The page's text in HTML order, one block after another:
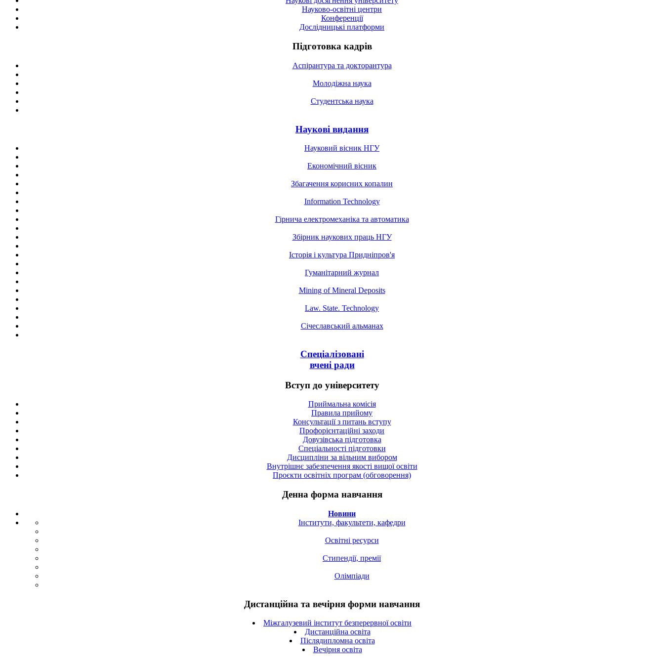
Науково-освітні центри
Конференції
Дослідницькі платформи
Підготовка кадрів
Аспірантура та докторантура
Молодіжна наука
Студентська наука
Наукові видання
Науковий вісник НГУ
Економічний вісник
Збагачення корисних копалин
Information Technology
Гірнича електромеханіка та автоматика
Збірник наукових праць НГУ
Історія і культура Придніпров'я
Гуманітарний журнал
Mining of Mineral Deposits
Law. State. Technology
Січеславський альманах
Спеціалізовані
вчені ради
Вступ до університету
Приймальна комісія
Правила прийому
Консультації з питань вступу
Профорієнтаційні заходи
Довузівська підготовка
Спецiальностi підготовки
Дисципліни за вільним вибором
Внутрішнє забезпечення якості вищої освіти
Проєкти освітніх програм (обговорення)
Денна форма навчання
Новини
Інститути, факультети, кафедри
Освітні ресурси
Стипендії, премії
Олімпіади
Дистанційна та вечірня форми навчання
Міжгалузевий інститут безперервної освіти
Дистанційна освіта
Післядипломна освіта
Вечірня освіта